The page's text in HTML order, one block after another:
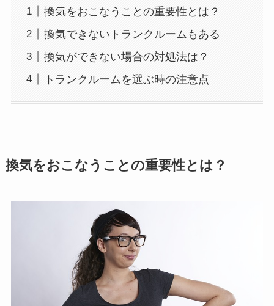
換気をおこなうことの重要性とは？
換気できないトランクルームもある
換気ができない場合の対処法は？
トランクルームを選ぶ時の注意点
換気をおこなうことの重要性とは？